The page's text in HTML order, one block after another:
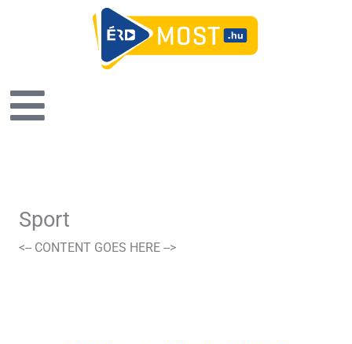
Sport
<-- CONTENT GOES HERE -->